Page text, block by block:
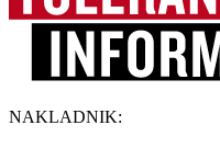
NAKLADNIK: